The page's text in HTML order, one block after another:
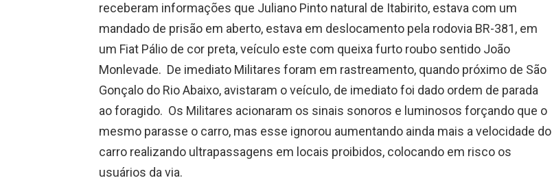
receberam informações que Juliano Pinto natural de Itabirito, estava com um
mandado de prisão em aberto, estava em deslocamento pela rodovia BR-381, em
um Fiat Pálio de cor preta, veículo este com queixa furto roubo sentido João
Monlevade. De imediato Militares foram em rastreamento, quando próximo de São
Gonçalo do Rio Abaixo, avistaram o veículo, de imediato foi dado ordem de parada
ao foragido. Os Militares acionaram os sinais sonoros e luminosos forçando que o
mesmo parasse o carro, mas esse ignorou aumentando ainda mais a velocidade do
carro realizando ultrapassagens em locais proibidos, colocando em risco os
usuários da via.